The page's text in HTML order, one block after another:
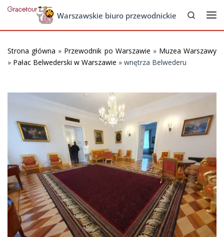
Skip to contentWarszawskie biuro przewodnickie
Search
Strona główna » Przewodnik po Warszawie » Muzea Warszawy
» Pałac Belwederski w Warszawie » wnętrza Belwederu